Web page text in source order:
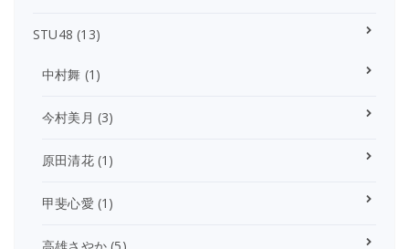
STU48 (13)
中村舞 (1)
今村美月 (3)
原田清花(1)
甲斐心愛 (1)
高雄さやか (5)